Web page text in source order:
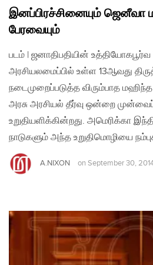
இனப்பிரச்சினையும் ஜெனீவா
பேரவையும்
படம் | ஜனாதிபதியின்
அரசியலமைப்பில் உள்ள 13ஆவது
நடைமுறைப்படுத்த விரும்பாத
அரசு அரசியல் தீர்வு ஒன்றை
உறுதியளிக்கின்றது. அமெரிக்கா
நாடுகளும் அந்த உறுதிமொழியை
A.NIXON on September 30,